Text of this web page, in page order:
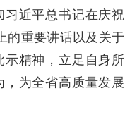
习近平总书记在庆祝
的重要讲话以及关于
示精神，立足自身所
为全省高质量发展